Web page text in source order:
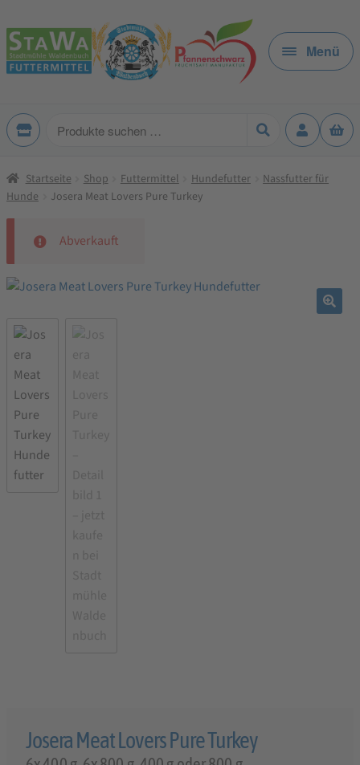
Zur
Navigation
springen
Zum
Inhalt
springen
Menü
Produkte
Startseite Shop Futtermittel Hundefutter
Nassfutter für
Hunde
Josera Meat Lovers Pure Turkey
Abverkauft
Josera Meat Lovers Pure Turkey